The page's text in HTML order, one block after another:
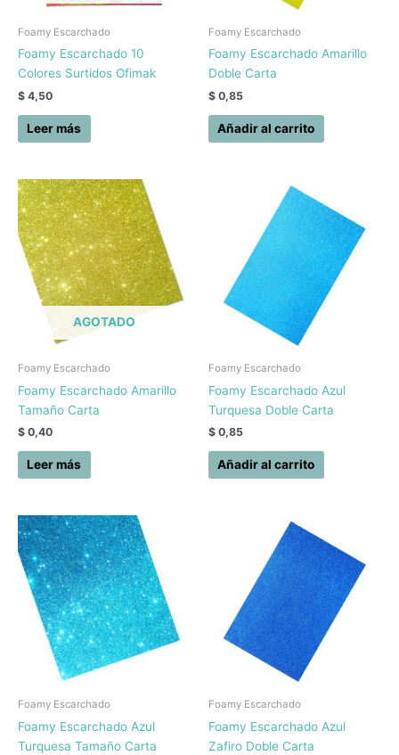
Foamy Escarchado
Foamy Escarchado 10
Colores Surtidos Ofimak
$ 4,50
Leer más
Foamy Escarchado
Foamy Escarchado Amarillo
Doble Carta
$ 0,85
Añadir al carrito
AGOTADO
Foamy Escarchado
Foamy Escarchado Amarillo
Tamaño Carta
$ 0,40
Leer más
Foamy Escarchado
Foamy Escarchado Azul
Turquesa Doble Carta
$ 0,85
Añadir al carrito
Foamy Escarchado
Foamy Escarchado Azul
Turquesa Tamaño Carta
Foamy Escarchado
Foamy Escarchado Azul
Zafiro Doble Carta